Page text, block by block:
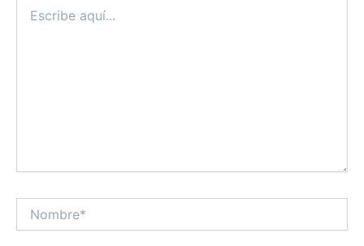
aquí...